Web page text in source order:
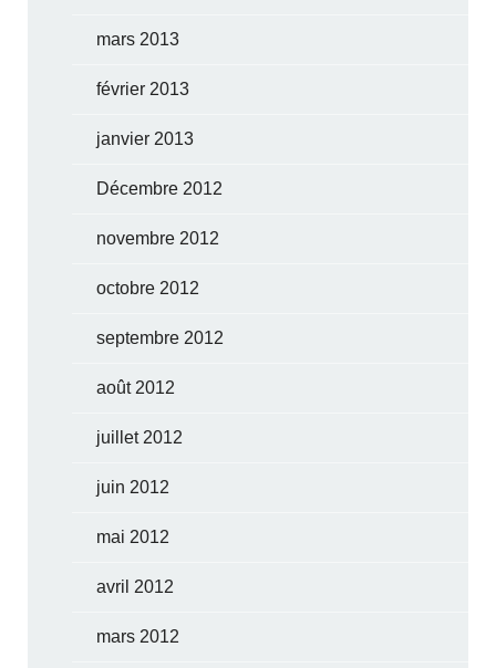
mars 2013
février 2013
janvier 2013
Décembre 2012
novembre 2012
octobre 2012
septembre 2012
août 2012
juillet 2012
juin 2012
mai 2012
avril 2012
mars 2012